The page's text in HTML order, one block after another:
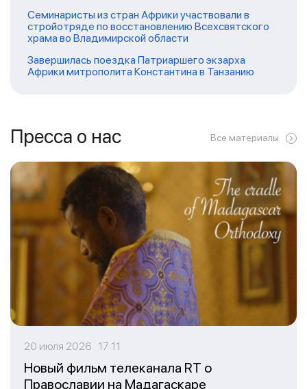
Семинаристы из стран Африки участвовали в
стройотряде по восстановлению Всехсвятского
храма во Владимирской области
Завершилась поездка Патриаршего экзарха
Африки митрополита Константина в Танзанию
Пресса о нас Все материалы
20 июля 2026 17:11
Новый фильм телеканала RT о
Православии на Мадагаскаре